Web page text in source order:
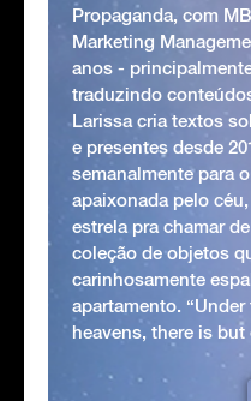
Propaganda, com
Marketing
anos -
traduzindo
Larissa cria textos
e presentes desde
semanalmente para
apaixonada pelo
estrela pra chamar
coleção de objetos
carinhosamente
apartamento.
heavens, there is